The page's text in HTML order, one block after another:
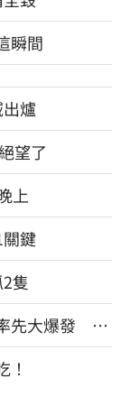
瞬間
爐
望了
上
鍵
隻
先大爆發 台